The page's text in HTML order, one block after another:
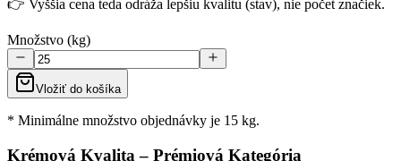
👉 Vyššia cena teda odráža lepšiu kvalitu (stav), nie počet značiek.
Množstvo (kg)
Vložiť do košíka
* Minimálne množstvo objednávky je 15 kg.
Krémová Kvalita – Prémiová Kategória